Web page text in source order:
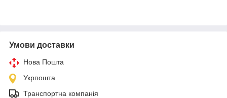
Умови доставки
Нова Пошта
Укрпошта
Транспортна компанія